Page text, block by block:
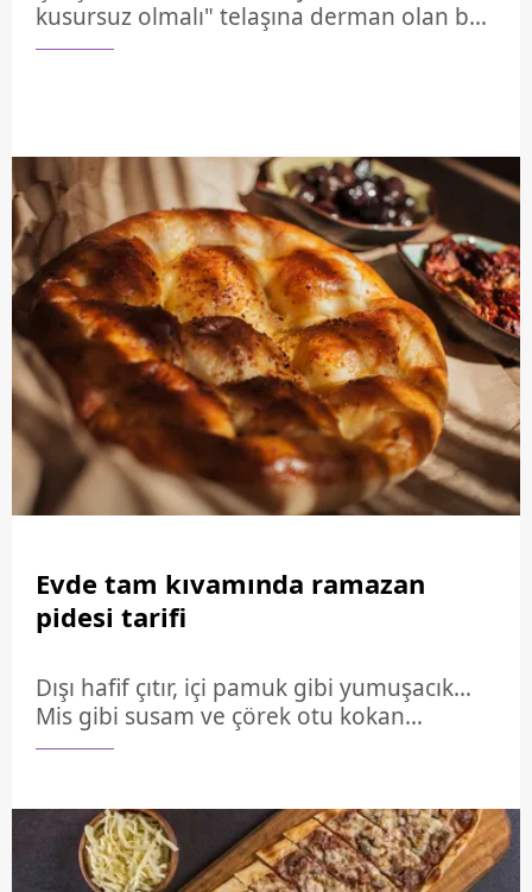
kusursuz olmalı" telaşına derman olan bu
özel reçetelerde; denizden gelen asalet,
sürprizlerle dolu bir deneyim sunacak,
hazırlaması kolay sunumu olay o tarifler…
Evde tam kıvamında ramazan
pidesi tarifi
Dışı hafif çıtır, içi pamuk gibi yumuşacık…
Mis gibi susam ve çörek otu kokan
Ramazan pidesini evde yapmak